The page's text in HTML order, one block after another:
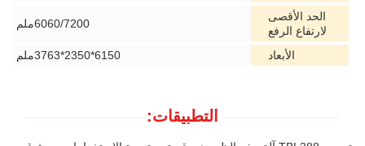
الحد الأقصى
لارتفاع الرفع
6060/7200ملم
الأبعاد 6150*2350*3763ملم
التطبيقات: